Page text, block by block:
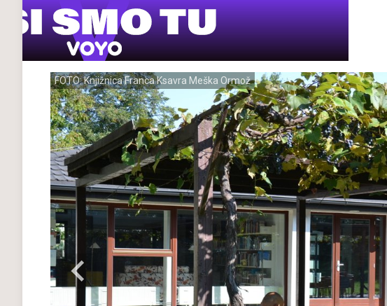
FOTO: Knjižnica Franca Ksavra Meška Ormož